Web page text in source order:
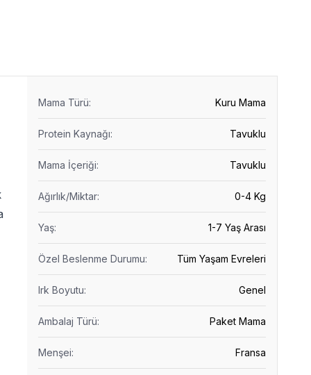
Mama Türü: Kuru Mama
Protein Kaynağı: Tavuklu
Mama İçeriği: Tavuklu
Ağırlık/Miktar: 0-4 Kg
Yaş: 1-7 Yaş Arası
Özel Beslenme Durumu: Tüm Yaşam Evreleri
Irk Boyutu: Genel
Ambalaj Türü: Paket Mama
Menşei: Fransa